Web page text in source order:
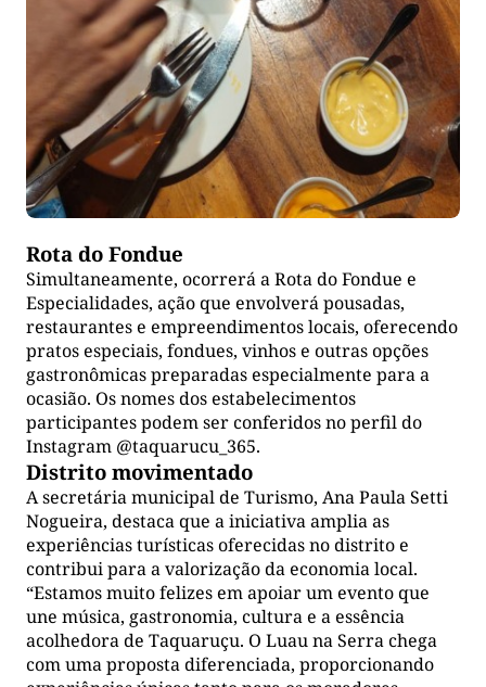
Rota do Fondue
Simultaneamente, ocorrerá a Rota do Fondue e
Especialidades, ação que envolverá pousadas,
restaurantes e empreendimentos locais, oferecendo
pratos especiais, fondues, vinhos e outras opções
gastronômicas preparadas especialmente para a
ocasião. Os nomes dos estabelecimentos
participantes podem ser conferidos no perfil do
Instagram @taquarucu_365.
Distrito movimentado
A secretária municipal de Turismo, Ana Paula Setti
Nogueira, destaca que a iniciativa amplia as
experiências turísticas oferecidas no distrito e
contribui para a valorização da economia local.
“Estamos muito felizes em apoiar um evento que
une música, gastronomia, cultura e a essência
acolhedora de Taquaruçu. O Luau na Serra chega
com uma proposta diferenciada, proporcionando